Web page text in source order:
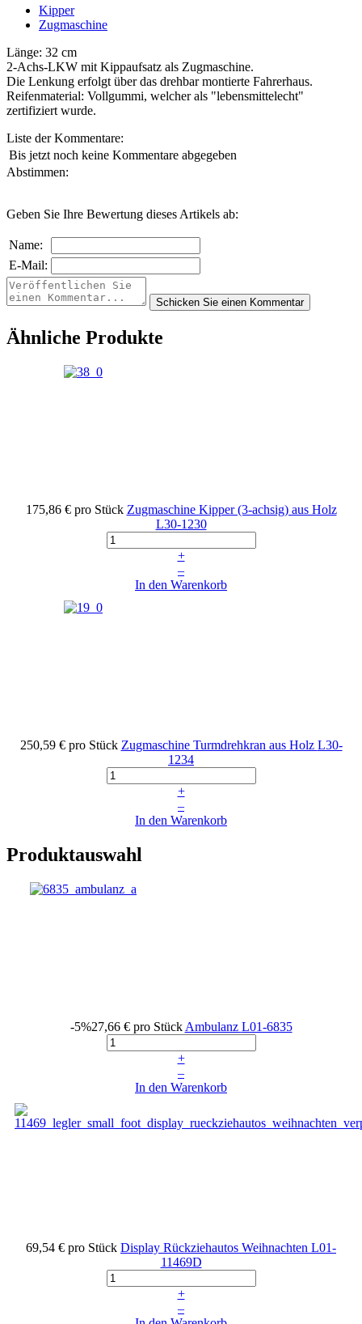
Kipper
Zugmaschine
Länge: 32 cm
2-Achs-LKW mit Kippaufsatz als Zugmaschine.
Die Lenkung erfolgt über das drehbar montierte Fahrerhaus.
Reifenmaterial: Vollgummi, welcher als "lebensmittelecht"
zertifiziert wurde.
Liste der Kommentare:
Bis jetzt noch keine Kommentare abgegeben
Abstimmen:
Geben Sie Ihre Bewertung dieses Artikels ab:
Name:
E-Mail:
Ähnliche Produkte
175,86 € pro Stück Zugmaschine Kipper (3-achsig) aus Holz
L30-1230
+
–
In den Warenkorb
250,59 € pro Stück Zugmaschine Turmdrehkran aus Holz L30-
1234
+
–
In den Warenkorb
Produktauswahl
-5%27,66 € pro Stück Ambulanz L01-6835
+
–
In den Warenkorb
69,54 € pro Stück Display Rückziehautos Weihnachten L01-
11469D
+
–